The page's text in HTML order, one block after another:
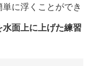
に浮くことができ
面上に上げた練習